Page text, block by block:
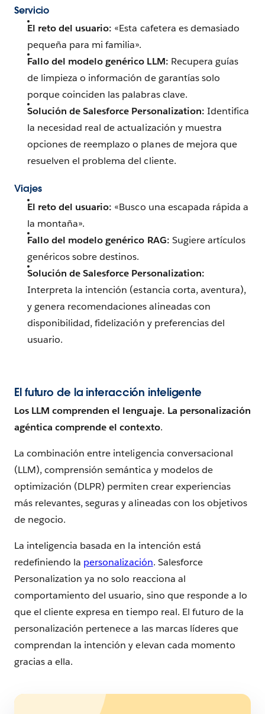
Servicio
El reto del usuario: «Esta cafetera es demasiado
pequeña para mi familia».
Fallo del modelo genérico LLM: Recupera guías
de limpieza o información de garantías solo
porque coinciden las palabras clave.
Soluciónde Salesforce Personalization: Identifica
la necesidad real de actualización y muestra
opciones de reemplazo o planes de mejora que
resuelven el problema del cliente.
Viajes
El reto del usuario: «Busco una escapada rápida a
la montaña».
Fallodel modelo genérico RAG: Sugiere artículos
genéricos sobre destinos.
Soluciónde Salesforce Personalization:
Interpreta la intención (estancia corta, aventura),
y genera recomendaciones alineadas con
disponibilidad, fidelización y preferencias del
usuario.
El futuro de la interacción inteligente
Los LLM comprenden el lenguaje. La personalización
agéntica comprende el contexto.
La combinación entre inteligencia conversacional
(LLM), comprensión semántica y modelos de
optimización (DLPR) permiten crear experiencias
más relevantes, seguras y alineadas con los objetivos
de negocio.
La inteligencia basada en la intención está
redefiniendo la personalización. Salesforce
Personalization ya no solo reacciona al
comportamiento del usuario, sino que responde a lo
que el cliente expresa en tiempo real. El futuro de la
personalización pertenece a las marcas líderes que
comprendan la intención y elevan cada momento
gracias a ella.